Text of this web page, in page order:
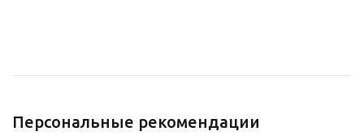
Персональные рекомендации